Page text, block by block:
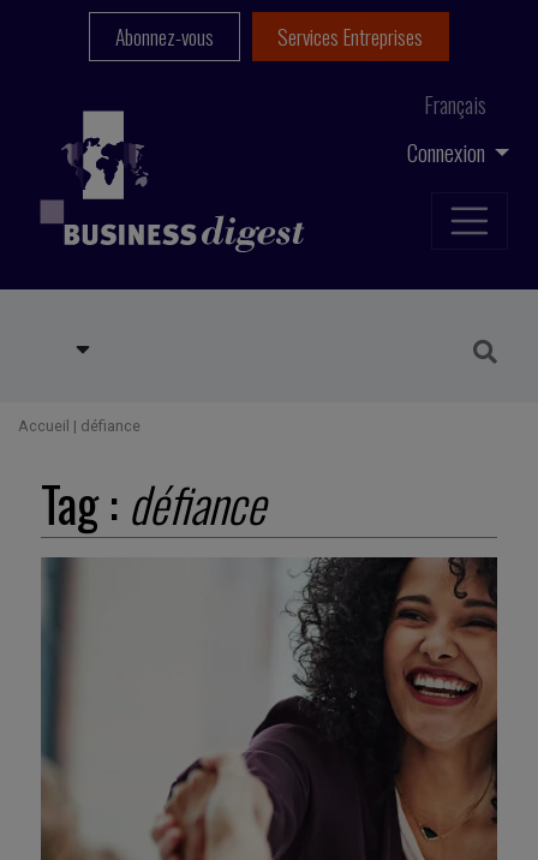
Connexion
Français
Abonnez-vous Services Entreprises
Accueil | défiance
Tag : défiance